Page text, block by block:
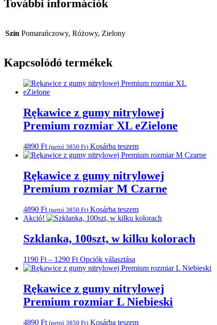
További információk
Szín Pomarańczowy, Różowy, Zielony
Kapcsolódó termékek
Rękawice z gumy nitrylowej
Premium rozmiar XL eZielone
4890 Ft (nettó 3850 Ft) Kosárba teszem
Rękawice z gumy nitrylowej
Premium rozmiar M Czarne
4890 Ft (nettó 3850 Ft) Kosárba teszem
Akció!
Szklanka, 100szt, w kilku kolorach
1190 Ft – 1290 FtÁrtartomány:
1190 Ft
1290 Ft
Opciók választása
a
több
variációja
van.
változatok
Rękawice z gumy nitrylowej
Premium rozmiar L Niebieski
4890 Ft (nettó 3850 Ft) Kosárba teszem